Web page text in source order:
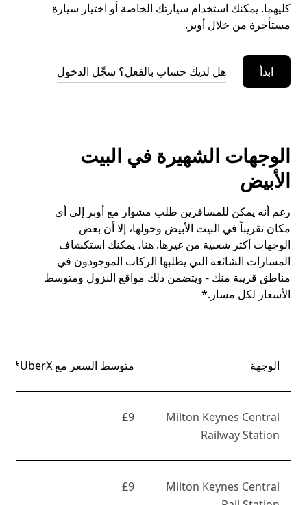
كليهما. يمكنك استخدام سيارتك الخاصة أو اختيار سيارة
مستأجرة من خلال أوبر.
ابدأ هل لديك حساب بالفعل؟ سجِّل الدخول
الوجهات الشهيرة في البيت
الأبيض
رغم أنه يمكن للمسافرين طلب مشوار مع أوبر إلى أي
مكان تقريباً في البيت الأبيض وحولها، إلا أن بعض
الوجهات أكثر شعبية من غيرها. هنا، يمكنك استكشاف
المسارات الشائعة التي يطلبها الركاب الموجودون في
مناطق قريبة منك - ويتضمن ذلك مواقع النزول ومتوسط
الأسعار لكل مسار.*
الوجهة متوسط السعر مع UberX*
Milton Keynes Central
Railway Station
£9
Milton Keynes Central
£9